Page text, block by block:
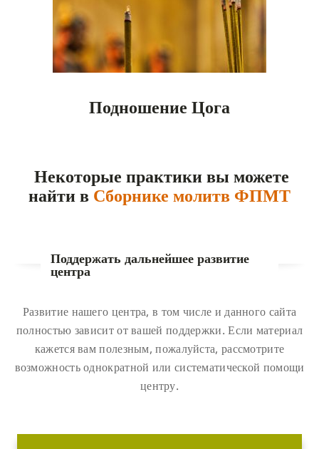
Подношение Цога
Некоторые практики вы можете
найти в Сборнике молитв ФПМТ
Поддержать дальнейшее развитие
центра
Развитие нашего центра, в том числе и данного сайта
полностью зависит от вашей поддержки. Если материал
кажется вам полезным, пожалуйста, рассмотрите
возможность однократной или систематической помощи
центру.